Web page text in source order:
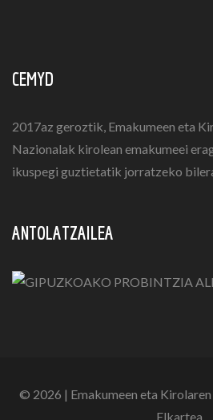
CEMYD
2017az geroztik, Emakumeen eta
Nazionalak kirolean emakumeei
ikuspegi guztietatik jorratzeko
ANTOLATZAILEA
© 2026 | Emakumeen eta
Elkartea